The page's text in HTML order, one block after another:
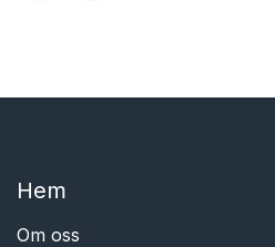
Hem​​
Om oss